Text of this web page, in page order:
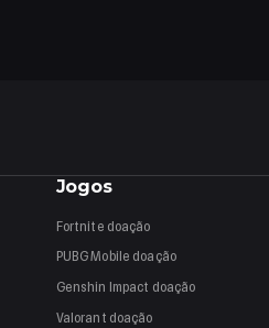
Jogos
Fortnite doação
PUBG Mobile doação
Genshin Impact doação
Valorant doação